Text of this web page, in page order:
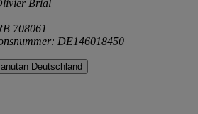
Brial
708061
DE146018450
Deutschland